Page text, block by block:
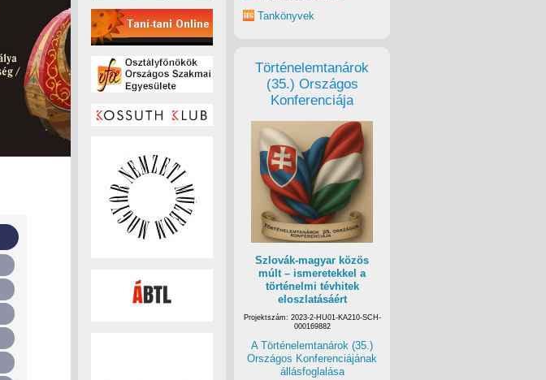
Tankönyvek
Történelemtanárok
(35.) Országos
Konferenciája
Szlovák-magyar közös
múlt – ismeretekkel a
történelmi tévhitek
eloszlatásáért
Projektszám: 2023-2-HU01-KA210-SCH-
000169882
A Történelemtanárok (35.)
Országos Konferenciájának
állásfoglalása